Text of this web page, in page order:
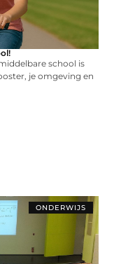
school is
je omgeving en
ONDERWIJS